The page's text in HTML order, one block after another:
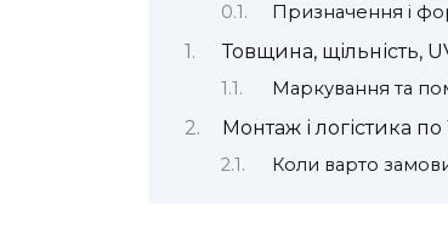
Призначення і
Товщина, щільність,
Маркування та
Монтаж і логістика
Коли варто